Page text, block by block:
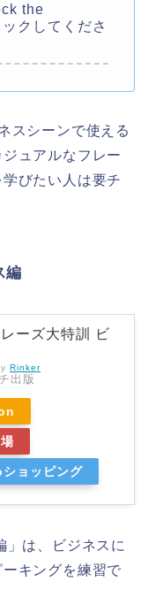
the
クしてくださ
スシーンで使える
ュアルなフレー
びたい人は要チ
編
ーズ大特訓 ビ
Rinker
出版
ョッピング
」は、ビジネスに
キングを練習で